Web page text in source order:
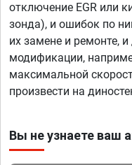
отключение EGR или
зонда), и ошибок по
их замене и ремонте,
модификации,
максимальной
произвести на
Вы не узнаете ваш